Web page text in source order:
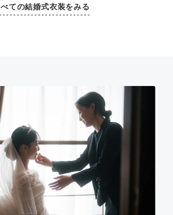
ての結婚式衣装をみる